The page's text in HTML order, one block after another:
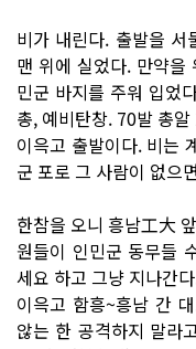
비가 내린다. 출발을
맨 위에 실었다. 만약을
민군 바지를 주워 입었
총, 예비탄창. 70발 총
이윽고 출발이다. 비는
군 포로 그 사람이 없으
한참을 오니 흥남工大
원들이 인민군 동무들
세요 하고 그냥 지나간
이윽고 함흥~흥남 간
않는 한 공격하지 말라